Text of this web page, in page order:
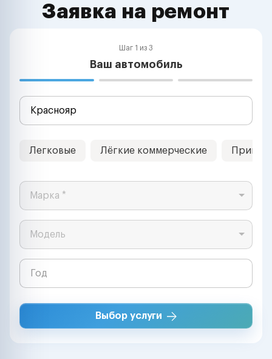
Заявка на ремонт
Шаг 1 из 3
Ваш автомобиль
Легковые Лёгкие коммерческие
Марка *
Модель
Выбор услуги